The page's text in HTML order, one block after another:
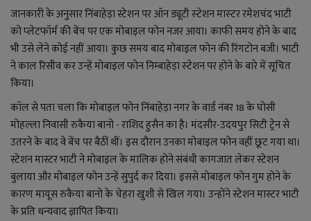
वीडियो
YouTube
Language
English Hiindi
जानकारी के अनुसार निंबाहेड़ा स्टेशन पर ऑन ड्यूटी स्‍टेशन मास्‍टर रमेशचंद भाटी
को प्‍लेटफॉर्म की बेंच पर एक मोबाइल फोन नजर आया। काफी समय होने के बाद
भी उसे लेने कोई नहीं आया। कुछ समय बाद मोबाइल फोन की रिंगटोन बजी। भाटी
ने काल रिसीव कर उन्‍हें मोबाइल फोन निम्‍बाहेड़ा स्‍टेशन पर होने के बारे में सूचित
किया।
कॉल से पता चला कि मोबाइल फोन निंबाहेड़ा नगर के वार्ड नंबर 18 के घोसी
मोहल्ला निवासी रुकैया बानो - राशिद हुसैन का है। मंदसौर-उदयपुर सिटी ट्रेन से
उतरने के बाद वे बेंच पर बैठीं थीं। इस दौरान उनका मोबाइल फोन वहीं छूट गया था।
स्टेशन मास्टर भाटी ने मोबाइल के मालिक होने संबंधी कागजात लेकर स्टेशन
बुलाया और मोबाइल फोन उन्हें सुपुर्द कर दिया। इससे मोबाइल फोन गुम होने के
कारण मायूस रुकैया बानो के चेहरा खुशी से खिल गया। उन्होंने स्टेशन मास्टर भाटी
के प्रति धन्यवाद ज्ञापित किया।